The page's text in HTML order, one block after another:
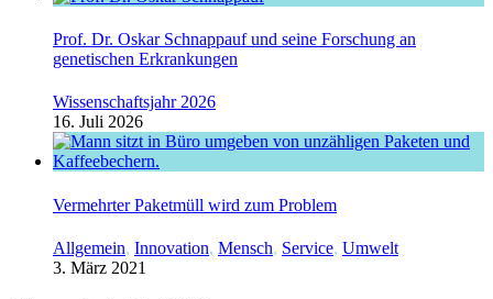
Prof. Dr. Oskar Schnappauf und seine Forschung an
genetischen Erkrankungen
Wissenschaftsjahr 2026
16. Juli 2026
Vermehrter Paketmüll wird zum Problem
Allgemein, Innovation, Mensch, Service, Umwelt
3. März 2021